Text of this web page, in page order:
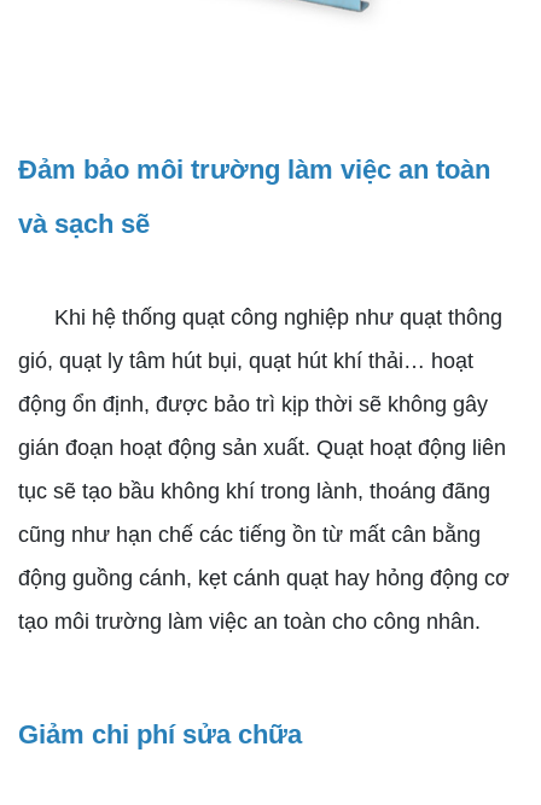
Đảm bảo môi trường làm việc an toàn
và sạch sẽ
Khi hệ thống quạt công nghiệp như quạt thông
gió, quạt ly tâm hút bụi, quạt hút khí thải… hoạt
động ổn định, được bảo trì kịp thời sẽ không gây
gián đoạn hoạt động sản xuất. Quạt hoạt động liên
tục sẽ tạo bầu không khí trong lành, thoáng đãng
cũng như hạn chế các tiếng ồn từ mất cân bằng
động guồng cánh, kẹt cánh quạt hay hỏng động cơ
tạo môi trường làm việc an toàn cho công nhân.
Giảm chi phí sửa chữa